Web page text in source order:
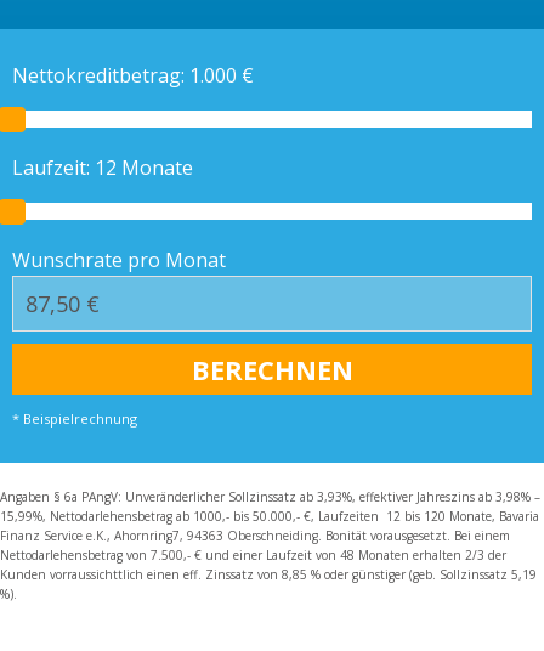
Nettokreditbetrag: 1.000 €
Laufzeit: 12 Monate
Wunschrate pro Monat
* Beispielrechnung
Angaben § 6a PAngV: Unveränderlicher Sollzinssatz ab 3,93%, effektiver Jahreszins ab 3,98% –
15,99%, Nettodarlehensbetrag ab 1000,- bis 50.000,- €, Laufzeiten 12 bis 120 Monate, Bavaria
Finanz Service e.K., Ahornring7, 94363 Oberschneiding. Bonität vorausgesetzt. Bei einem
Nettodarlehensbetrag von 7.500,- € und einer Laufzeit von 48 Monaten erhalten 2/3 der
Kunden vorraussichttlich einen eff. Zinssatz von 8,85 % oder günstiger (geb. Sollzinssatz 5,19
%).